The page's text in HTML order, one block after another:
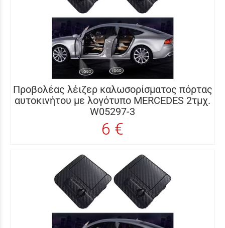
Προβολέας λέιζερ καλωσορίσματος πόρτας
αυτοκινήτου με λογότυπο MERCEDES 2τμχ.
W05297-3
6 €